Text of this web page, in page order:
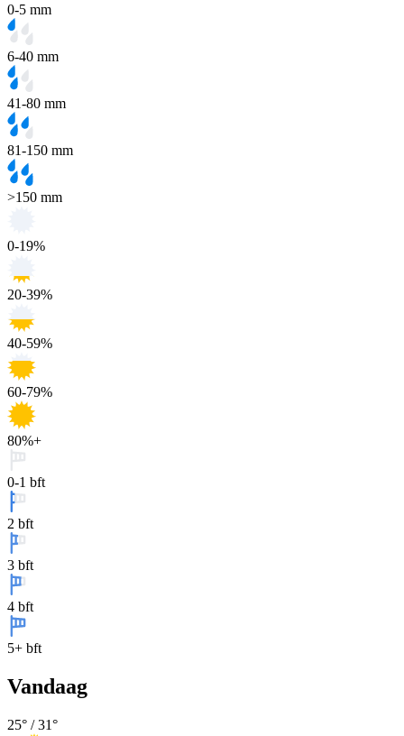
0-5 mm
6-40 mm
41-80 mm
81-150 mm
>150 mm
0-19%
20-39%
40-59%
60-79%
80%+
0-1 bft
2 bft
3 bft
4 bft
5+ bft
Vandaag
25° /31°